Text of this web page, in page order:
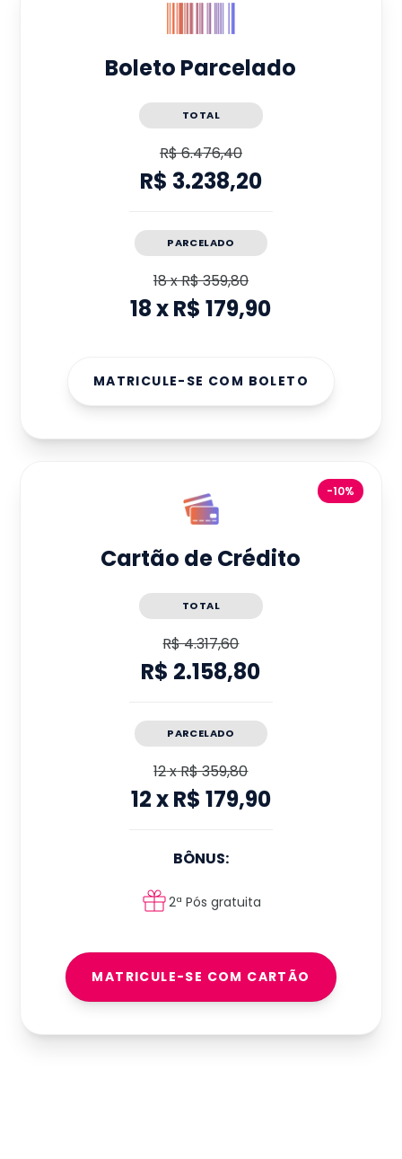
Boleto Parcelado
TOTAL
R$ 6.476,40
R$ 3.238,20
PARCELADO
18xR$ 359,80
18xR$ 179,90
MATRICULE-SE COM BOLETO
-10%
Cartão de Crédito
TOTAL
R$ 4.317,60
R$ 2.158,80
PARCELADO
12xR$ 359,80
12xR$ 179,90
BÔNUS:
2ª Pós gratuita
MATRICULE-SE COM CARTÃO